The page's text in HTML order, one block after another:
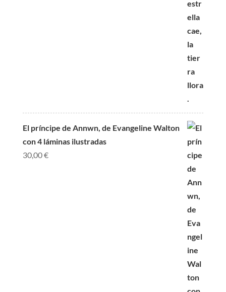
El príncipe de Annwn, de Evangeline Walton
con 4 láminas ilustradas
30,00€